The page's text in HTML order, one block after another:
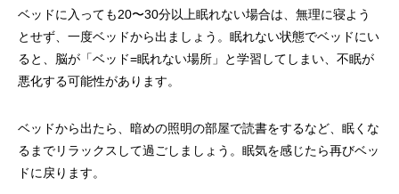
ベッドに入っても20〜30分以上眠れない場合は、無理に寝よう
とせず、一度ベッドから出ましょう。眠れない状態でベッドにい
ると、脳が「ベッド=眠れない場所」と学習してしまい、不眠が
悪化する可能性があります。
ベッドから出たら、暗めの照明の部屋で読書をするなど、眠くな
るまでリラックスして過ごしましょう。眠気を感じたら再びベッ
ドに戻ります。